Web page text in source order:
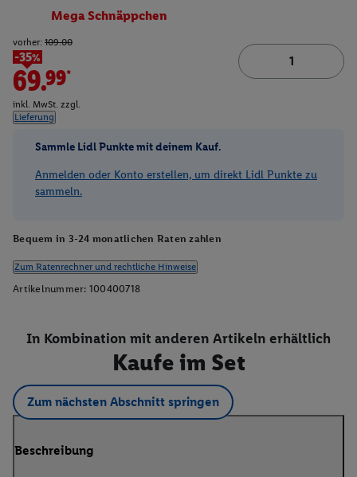
Mega Schnäppchen
vorher: 109.00
-35%
69.99*
inkl. MwSt. zzgl.
Lieferung
Sammle Lidl Punkte mit deinem Kauf.
Anmelden oder Konto erstellen, um direkt Lidl Punkte zu
sammeln.
Bequem in 3-24 monatlichen Raten zahlen
Zum Ratenrechner und rechtliche Hinweise
Artikelnummer: 100400718
In Kombination mit anderen Artikeln erhältlich
Kaufe im Set
Zum nächsten Abschnitt springen
Beschreibung